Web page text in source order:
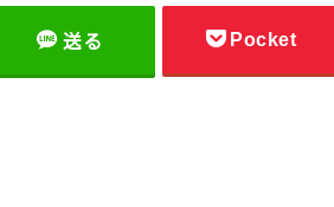
送る Pocket